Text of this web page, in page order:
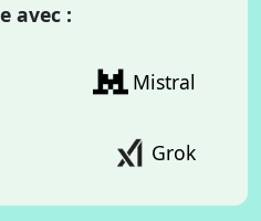
avec :
Mistral
Grok